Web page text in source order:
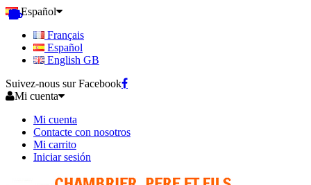
Español
Français
Español
English GB
Suivez-nous sur Facebook
Mi cuenta
Mi cuenta
Contacte con nosotros
Mi carrito
Iniciar sesión